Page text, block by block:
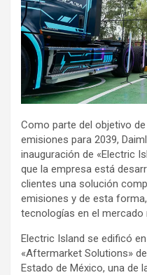
Como parte del objetivo
emisiones para 2039,
inauguración de «Electric
que la empresa está
clientes una solución
emisiones y de esta
tecnologías en el mercado
Electric Island se edificó
«Aftermarket Solutions»
Estado de México, una de